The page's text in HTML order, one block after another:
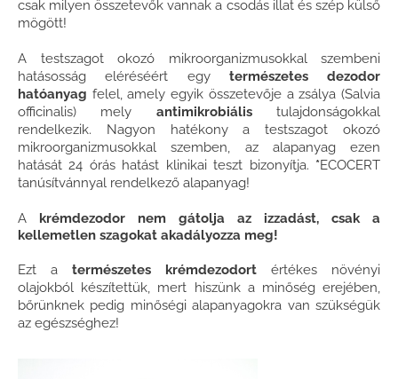
csak milyen összetevők vannak a csodás illat és szép külső
mögött!
A testszagot okozó mikroorganizmusokkal szembeni
hatásosság eléréséért egy természetes dezodor
hatóanyag felel, amely egyik összetevője a zsálya (Salvia
officinalis) mely antimikrobiálistulajdonságokkal
rendelkezik. Nagyon hatékony a testszagot okozó
mikroorganizmusokkal szemben, az alapanyag ezen
hatását 24 órás hatást klinikai teszt bizonyítja. *ECOCERT
tanúsítvánnyal rendelkező alapanyag!
A krémdezodor nem gátolja az izzadást, csak a
kellemetlen szagokat akadályozza meg!
Ezt a természetes krémdezodort értékes növényi
olajokból készítettük, mert hiszünk a minőség erejében,
bőrünknek pedig minőségi alapanyagokra van szükségük
az egészséghez!